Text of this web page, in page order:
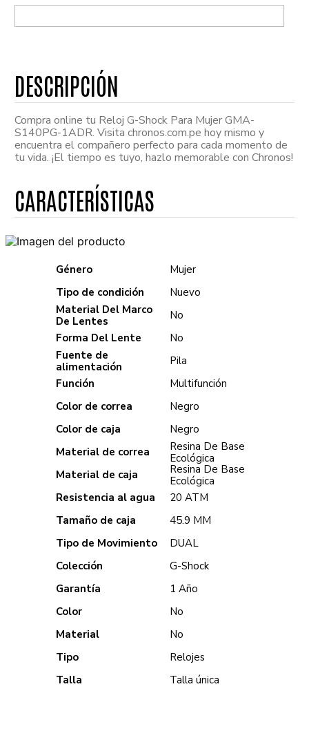
Compra online tu Reloj G-Shock Para Mujer GMA-
S140PG-1ADR. Visita chronos.com.pe hoy mismo y
encuentra el compañero perfecto para cada momento de
tu vida. ¡El tiempo es tuyo, hazlo memorable con Chronos!
Género
Mujer
Tipo de condición
Nuevo
Material Del Marco
De Lentes
No
Forma Del Lente
No
Fuente de
alimentación
Pila
Función
Multifunción
Color de correa
Negro
Color de caja
Negro
Material de correa
Resina De Base
Ecológica
Material de caja
Resina De Base
Ecológica
Resistencia al agua
20 ATM
Tamaño de caja
45.9 MM
Tipo de Movimiento
DUAL
Colección
G-Shock
Garantía
1 Año
Color
No
Material
No
Tipo
Relojes
Talla
Talla única